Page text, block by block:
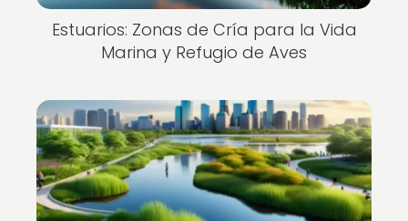
Estuarios: Zonas de Cría para la Vida
Marina y Refugio de Aves